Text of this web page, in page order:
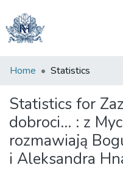
Communities
Collections
All of DSpace
Home Statistics
Statistics for
dobroci... : z
rozmawiają
i Aleksandra